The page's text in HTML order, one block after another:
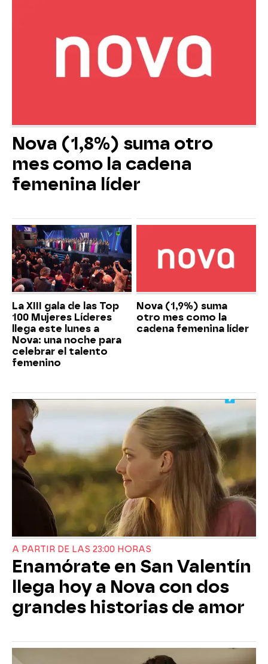
Nova (1,8%) suma otro
mes como la cadena
femenina líder
La XIII gala de las Top
100 Mujeres Líderes
llega este lunes a
Nova: una noche para
celebrar el talento
femenino
Nova (1,9%) suma
otro mes como la
cadena femenina líder
A PARTIR DE LAS 23:00 HORAS
Enamórate en San Valentín
llega hoy a Nova con dos
grandes historias de amor